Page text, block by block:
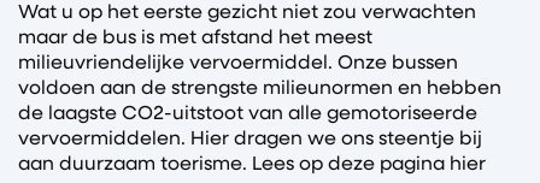
Wat u op het eerste gezicht niet zou verwachten
maar de bus is met afstand het meest
milieuvriendelijke vervoermiddel. Onze bussen
voldoen aan de strengste milieunormen en hebben
de laagste CO2-uitstoot van alle gemotoriseerde
vervoermiddelen. Hier dragen we ons steentje bij
aan duurzaam toerisme. Lees op deze pagina hier